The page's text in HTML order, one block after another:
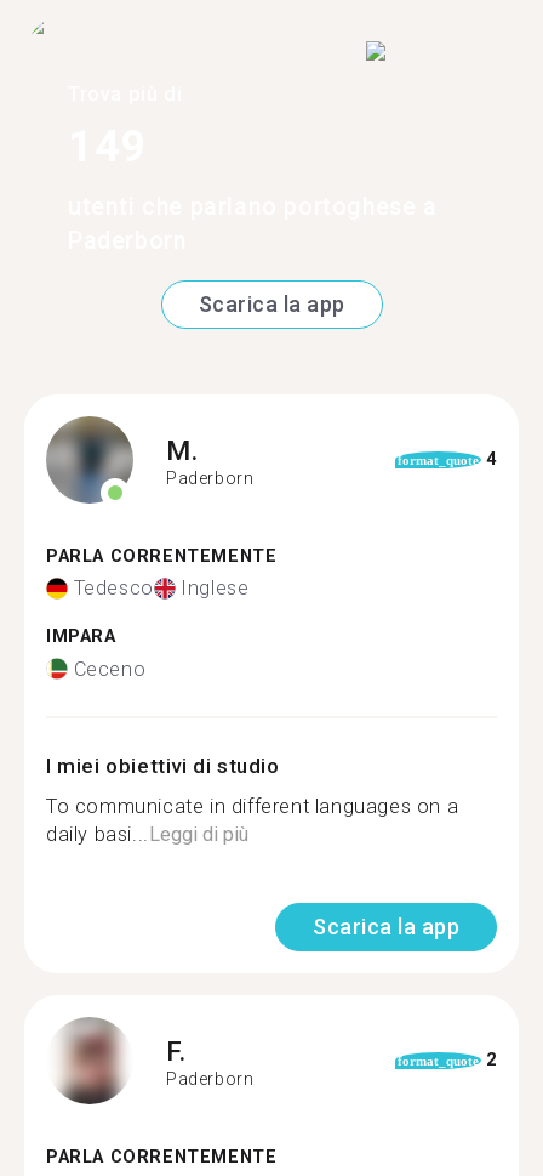
Scarica la app
M.
Paderborn
format_quote 4
PARLA CORRENTEMENTE
Tedesco Inglese
IMPARA
Ceceno
I miei obiettivi di studio
To communicate in different languages on a
daily basi... Leggi di più
Scarica la app
F.
Paderborn
format_quote 2
PARLA CORRENTEMENTE